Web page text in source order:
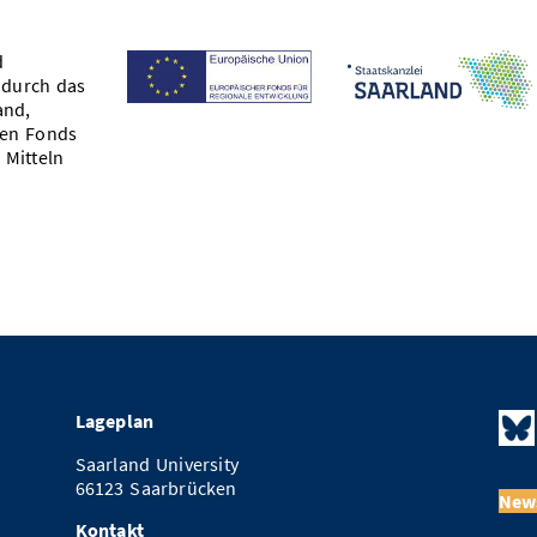
das
Fonds
Mitteln
Lageplan
Saarland University
66123 Saarbrücken
Kontakt